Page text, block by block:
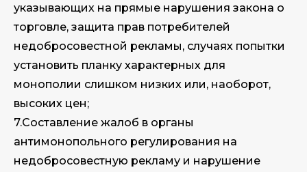
указывающих на прямые нарушения закона о
торговле, защита прав потребителей
недобросовестной рекламы, случаях попытки
установить планку характерных для
монополии слишком низких или, наоборот,
высоких цен;
7.Составление жалоб в органы
антимонопольного регулирования на
недобросовестную рекламу и нарушение